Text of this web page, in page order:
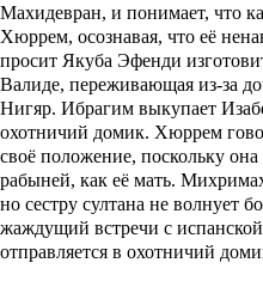
Махидевран, и понимает, что
Хюррем, осознавая, что её
просит Якуба Эфенди
Валиде, переживающая из-за
Нигяр. Ибрагим выкупает
охотничий домик. Хюррем
своё положение, поскольку она
рабыней, как её мать.
но сестру султана не волнует
жаждущий встречи с
отправляется в охотничий